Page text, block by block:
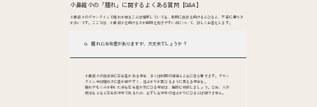
小鼻縮小の「腫れ」に関するよくある質問【Q&A】
小鼻縮小のダウンタイムで腫れが出ることは理解していても、実際に施術を受けるとなると、不安に思う方
が多いです。ここでは、小鼻縮小を受ける方が疑問を抱きやすい点について、詳しくお答えします。
Q．腫れに左右差がありますが、大丈夫でしょうか？
小鼻縮小の施術後に左右差がある場合、多くは時間の経過とともに落ち着きます。ダウン
タイム中は腫れ方に差が出やすく、仕上がりが異なるように見える場合も。
腫れやむくみが引いた後も左右差が気になる場合は、医師に相談しましょう。なお、人の
顔はもともと左右非対称であるため、必ずしも対称の仕上がりになるとは限りません。